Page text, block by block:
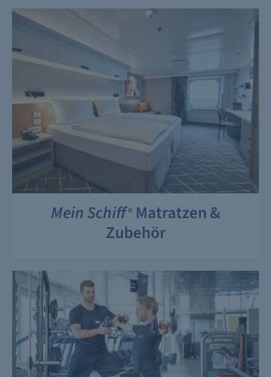
Mein Schiff® Matratzen &
Zubehör